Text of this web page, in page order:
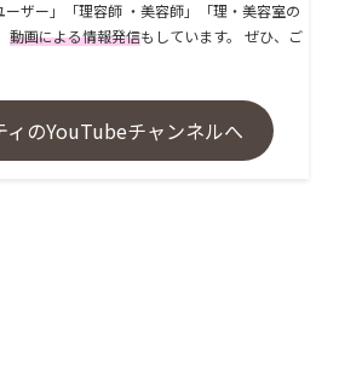
ザー」「理容師 ・美容師」「理・美容室の
動画による情報発信もしています。 ぜひ、ご
ィのYouTubeチャンネルへ